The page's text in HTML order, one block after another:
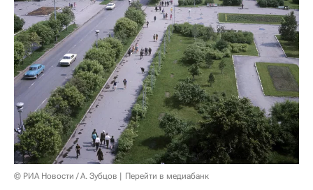
© РИА Новости / А. Зубцов Перейти в медиабанк